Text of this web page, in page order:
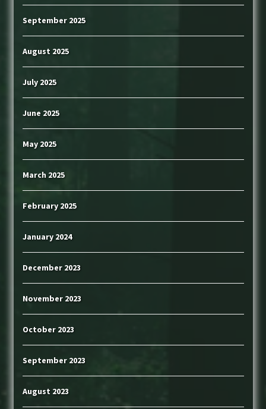
September 2025
August 2025
July 2025
June 2025
May 2025
March 2025
February 2025
January 2024
December 2023
November 2023
October 2023
September 2023
August 2023